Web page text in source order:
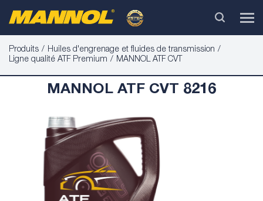
Produits
Huiles d'engrenage et fluides de transmission
Ligne qualité ATF Premium
MANNOL ATF CVT
MANNOL ATF CVT 8216